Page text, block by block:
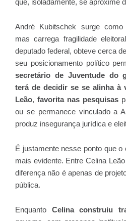
que, isoladamente, se aproxime
André Kubitschek surge como
mas carrega fragilidade
deputado federal, obteve cerca
seu posicionamento político
secretário de Juventude do
terá de decidir se se alinha à
Leão, favorita nas pesquisas
ou se permanece vinculado a
produz insegurança jurídica e
É justamente nesse ponto que
mais evidente. Entre Celina
diferença não é apenas de
pública.
Enquanto Celina construiu